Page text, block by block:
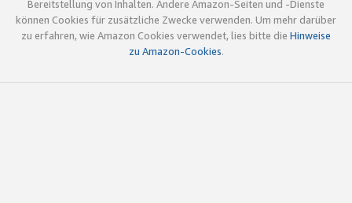
Bereitstellung von Inhalten. Andere Amazon-Seiten und -Dienste
können Cookies für zusätzliche Zwecke verwenden. Um mehr darüber
zu erfahren, wie Amazon Cookies verwendet, lies bitte die Hinweise
zu Amazon-Cookies.